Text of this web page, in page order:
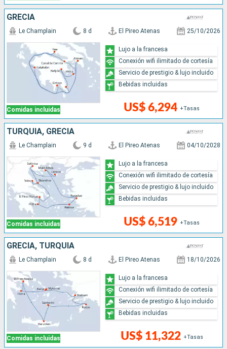
GRECIA
Comidas incluidas
Le Champlain 8 d El Pireo Atenas 25/10/2026
US$ 6,294 +Tasas
Lujo a la francesa
Conexión wifi ilimitado de cortesía
Servicio de prestigio & lujo incluido
Bebidas incluidas
TURQUÍA, GRECIA
Comidas incluidas
Le Champlain 9 d El Pireo Atenas 04/10/2028
US$ 6,519 +Tasas
Lujo a la francesa
Conexión wifi ilimitado de cortesía
Servicio de prestigio & lujo incluido
Bebidas incluidas
GRECIA, TURQUÍA
Comidas incluidas
Le Champlain 8 d El Pireo Atenas 18/10/2026
US$ 11,322 +Tasas
Lujo a la francesa
Conexión wifi ilimitado de cortesía
Servicio de prestigio & lujo incluido
Bebidas incluidas